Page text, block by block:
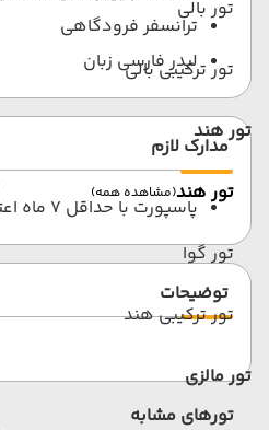
تور بالی
تور ترکیبی بالی
تور هند
تور هند(مشاهده همه)
تور گوا
تور ترکیبی هند
تور مالزی
ترانسفر فرودگاهی
لیدر فارسی زبان
مدارک لازم
پاسپورت با حداقل 7 ماه اعتبار
توضیحات
تورهای مشابه